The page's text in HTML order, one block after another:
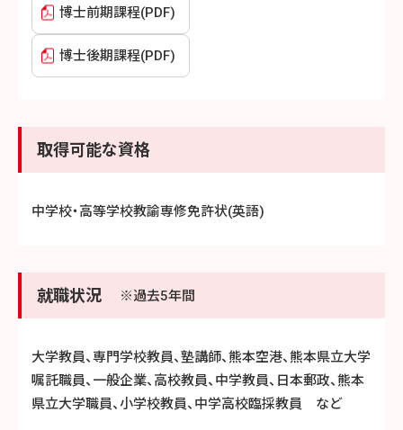
博士前期課程(PDF)
博士後期課程(PDF)
取得可能な資格
中学校・高等学校教諭専修免許状(英語)
就職状況 ※過去5年間
大学教員、専門学校教員、塾講師、熊本空港、熊本県立大学
嘱託職員、一般企業、高校教員、中学教員、日本郵政、熊本
県立大学職員、小学校教員、中学高校臨採教員 など